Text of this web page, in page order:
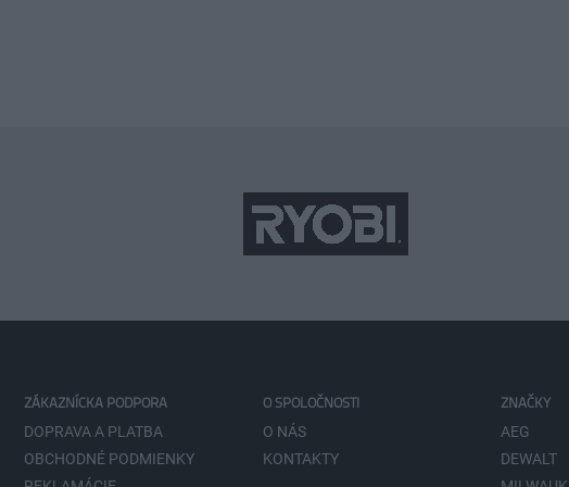
ZÁKAZNÍCKA PODPORA
DOPRAVA A PLATBA
OBCHODNÉ PODMIENKY
O SPOLOČNOSTI
O NÁS
KONTAKTY
ZNAČKY
AEG
DEWALT